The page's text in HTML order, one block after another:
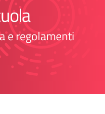
e regolamenti